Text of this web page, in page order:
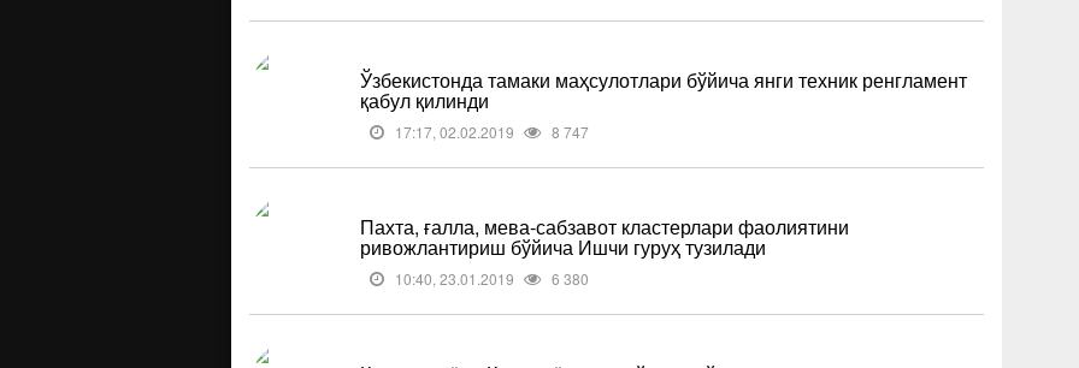
Ўзбекистонда тамаки маҳсулотлари бўйича янги техник ренгламент
қабул қилинди
17:17, 02.02.2019 8 747
Пахта, ғалла, мева-сабзавот кластерлари фаолиятини
ривожлантириш бўйича Ишчи гуруҳ тузилади
10:40, 23.01.2019 6 380